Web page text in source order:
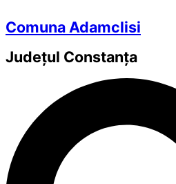
Comuna Adamclisi
Județul Constanța